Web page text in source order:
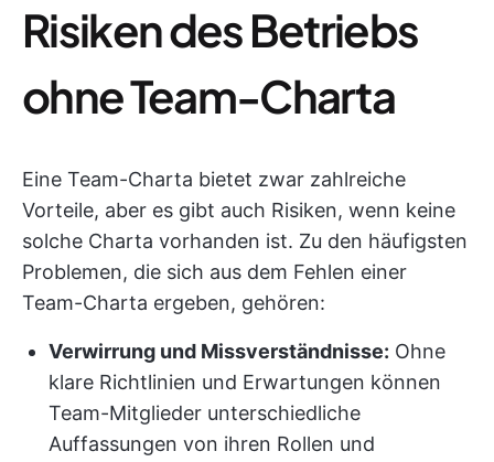
Risiken des Betriebs
ohne Team-Charta
Eine Team-Charta bietet zwar zahlreiche
Vorteile, aber es gibt auch Risiken, wenn keine
solche Charta vorhanden ist. Zu den häufigsten
Problemen, die sich aus dem Fehlen einer
Team-Charta ergeben, gehören:
Verwirrung und Missverständnisse: Ohne
klare Richtlinien und Erwartungen können
Team-Mitglieder unterschiedliche
Auffassungen von ihren Rollen und